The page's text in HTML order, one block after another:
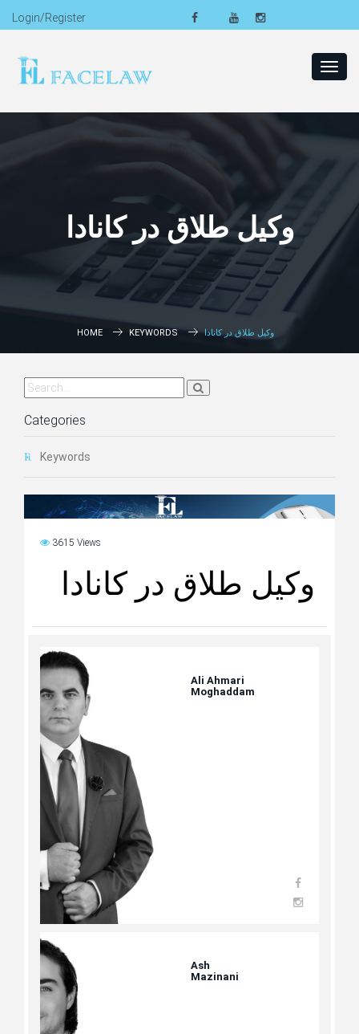
Login/Register
وکیل طلاق در کانادا
HOME KEYWORDS وکیل طلاق در کانادا
Categories
Keywords
3615 Views
وکیل طلاق در کانادا
Ali Ahmari
Moghaddam
Ash
Mazinani